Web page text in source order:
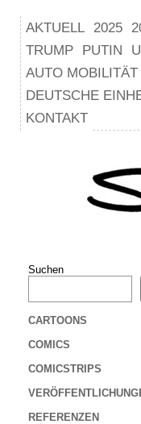
AKTUELL 2025
TRUMP
PUTIN
AUTO MOBILITÄT
DEUTSCHE
KONTAKT
Suchen
CARTOONS
COMICS
COMICSTRIPS
REFERENZEN